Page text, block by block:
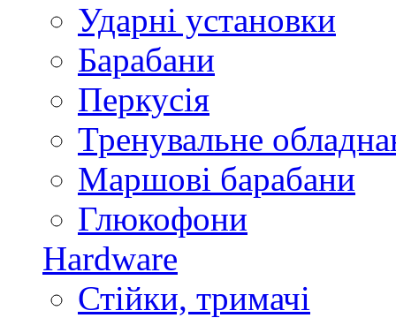
Ударні установки
Барабани
Перкусія
Тренувальне
Маршові барабани
Глюкофони
Hardware
Стійки, тримачі